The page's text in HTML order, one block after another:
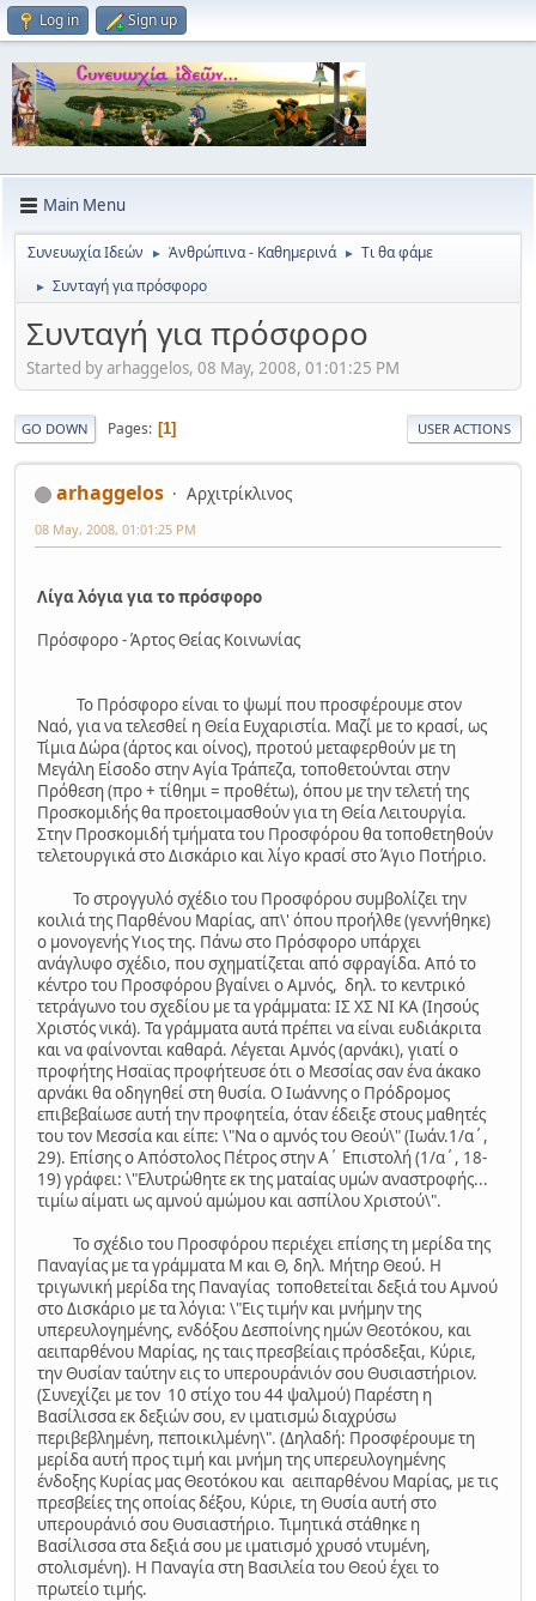
Log in Sign up
Main Menu
Συνευωχία Ιδεών ► Ἀνθρώπινα - Καθημερινά ► Τι θα φάμε
► Συνταγή για πρόσφορο
Συνταγή για πρόσφορο
Started by arhaggelos, 08 May, 2008, 01:01:25 PM
GO DOWN Pages 1 USER ACTIONS
arhaggelos Αρχιτρίκλινος
08 May, 2008, 01:01:25 PM
Λίγα λόγια για το πρόσφορο
Πρόσφορο - Άρτος Θείας Κοινωνίας
Το Πρόσφορο είναι το ψωμί που προσφέρουμε στον
Ναό, για να τελεσθεί η Θεία Ευχαριστία. Μαζί με το κρασί, ως
Τίμια Δώρα (άρτος και οίνος), προτού μεταφερθούν με τη
Μεγάλη Είσοδο στην Αγία Τράπεζα, τοποθετούνται στην
Πρόθεση (προ + τίθημι = προθέτω), όπου με την τελετή της
Προσκομιδής θα προετοιμασθούν για τη Θεία Λειτουργία.
Στην Προσκομιδή τμήματα του Προσφόρου θα τοποθετηθούν
τελετουργικά στο Δισκάριο και λίγο κρασί στο Άγιο Ποτήριο.
Το στρογγυλό σχέδιο του Προσφόρου συμβολίζει την
κοιλιά της Παρθένου Μαρίας, απ\' όπου προήλθε (γεννήθηκε)
ο μονογενής Υιος της. Πάνω στο Πρόσφορο υπάρχει
ανάγλυφο σχέδιο, που σχηματίζεται από σφραγίδα. Από το
κέντρο του Προσφόρου βγαίνει ο Αμνός, δηλ. το κεντρικό
τετράγωνο του σχεδίου με τα γράμματα: ΙΣ ΧΣ ΝΙ ΚΑ (Ιησούς
Χριστός νικά). Τα γράμματα αυτά πρέπει να είναι ευδιάκριτα
και να φαίνονται καθαρά. Λέγεται Αμνός (αρνάκι), γιατί ο
προφήτης Ησαϊας προφήτευσε ότι ο Μεσσίας σαν ένα άκακο
αρνάκι θα οδηγηθεί στη θυσία. Ο Ιωάννης ο Πρόδρομος
επιβεβαίωσε αυτή την προφητεία, όταν έδειξε στους μαθητές
του τον Μεσσία και είπε: \"Να ο αμνός του Θεού\" (Ιωάν.1/α´,
29). Επίσης ο Απόστολος Πέτρος στην Α´ Επιστολή (1/α´, 18-
19) γράφει: \"Ελυτρώθητε εκ της ματαίας υμών αναστροφής...
τιμίω αίματι ως αμνού αμώμου και ασπίλου Χριστού\".
Το σχέδιο του Προσφόρου περιέχει επίσης τη μερίδα της
Παναγίας με τα γράμματα Μ και Θ, δηλ. Μήτηρ Θεού. Η
τριγωνική μερίδα της Παναγίας τοποθετείται δεξιά του Αμνού
στο Δισκάριο με τα λόγια: \"Εις τιμήν και μνήμην της
υπερευλογημένης, ενδόξου Δεσποίνης ημών Θεοτόκου, και
αειπαρθένου Μαρίας, ης ταις πρεσβείαις πρόσδεξαι, Κύριε,
την Θυσίαν ταύτην εις το υπερουράνιόν σου Θυσιαστήριον.
(Συνεχίζει με τον 10 στίχο του 44 ψαλμού) Παρέστη η
Βασίλισσα εκ δεξιών σου, εν ιματισμώ διαχρύσω
περιβεβλημένη, πεποικιλμένη\". (Δηλαδή: Προσφέρουμε τη
μερίδα αυτή προς τιμή και μνήμη της υπερευλογημένης
ένδοξης Κυρίας μας Θεοτόκου και αειπαρθένου Μαρίας, με τις
πρεσβείες της οποίας δέξου, Κύριε, τη Θυσία αυτή στο
υπερουράνιό σου Θυσιαστήριο. Τιμητικά στάθηκε η
Βασίλισσα στα δεξιά σου με ιματισμό χρυσό ντυμένη,
στολισμένη). Η Παναγία στη Βασιλεία του Θεού έχει το
πρωτείο τιμής.